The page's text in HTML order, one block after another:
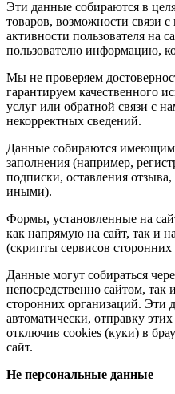
Эти данные собираются в
товаров, возможности связи
активности пользователя на
пользователю информацию,
Мы не проверяем
гарантируем качественного
услуг или обратной связи с
некорректных сведений.
Данные собираются
заполнения (например,
подписки, оставления
иными).
Формы, установленные на
как напрямую на сайт, так и
(скрипты сервисов сторонних
Данные могут собираться
непосредственно сайтом, так
сторонних организаций. Эти
автоматически, отправку
отключив cookies (куки) в
сайт.
Не персональные данные